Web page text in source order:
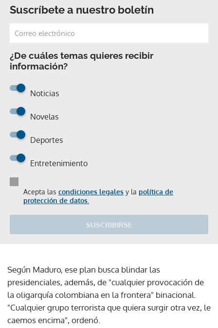
Suscríbete a nuestro boletín
¿De cuáles temas quieres recibir
información?
Noticias
Novelas
Deportes
Entretenimiento
Acepta las condiciones legales y la política de
protección de datos.
SUSCRIBIRSE
Según Maduro, ese plan busca blindar las
presidenciales, además, de "cualquier provocación de
la oligarquía colombiana en la frontera" binacional.
"Cualquier grupo terrorista que quiera surgir otra vez, le
caemos encima", ordenó.